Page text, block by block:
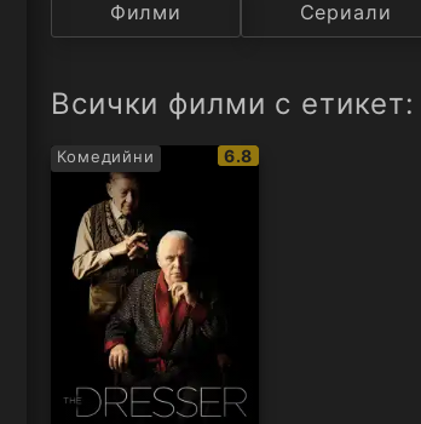
Категория Държава
Филми Сериали
Всички филми с
Комедийни
IMDb
6.8